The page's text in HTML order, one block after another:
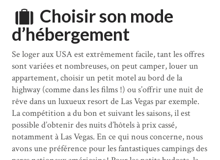
Choisir son mode
d’hébergement
Se loger aux USA est extrêmement facile, tant les offres
sont variées et nombreuses, on peut camper, louer un
appartement, choisir un petit motel au bord de la
highway (comme dans les films !) ou s’offrir une nuit de
rêve dans un luxueux resort de Las Vegas par exemple.
La compétition a du bon et suivant les saisons, il est
possible d’obtenir des nuits d’hôtels à prix cassé,
notamment à Las Vegas. En ce qui nous concerne, nous
avons une préférence pour les fantastiques campings des